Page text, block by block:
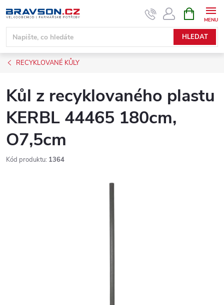
na
obsah
HLEDAT
NÁKUPNÍ
KOŠÍK
RECYKLOVANÉ KŮLY
Kůl z recyklovaného plastu
KERBL 44465 180cm,
O7,5cm
Kód produktu: 1364